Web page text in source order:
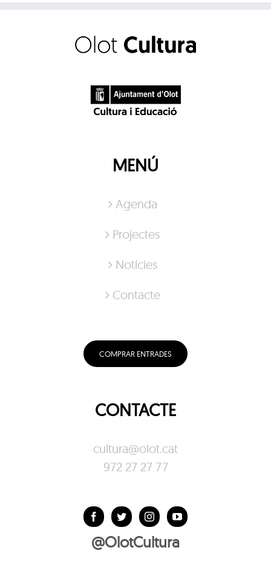
MENÚ
Agenda
Projectes
Notícies
Contacte
COMPRAR ENTRADES
CONTACTE
cultura@olot.cat
972 27 27 77
@OlotCultura